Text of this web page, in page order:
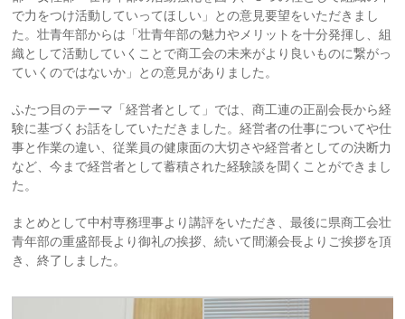
で力をつけ活動していってほしい」との意見要望をいただきまし
た。壮青年部からは「壮青年部の魅力やメリットを十分発揮し、組
織として活動していくことで商工会の未来がより良いものに繋がっ
ていくのではないか」との意見がありました。
ふたつ目のテーマ「経営者として」では、商工連の正副会長から経
験に基づくお話をしていただきました。経営者の仕事についてや仕
事と作業の違い、従業員の健康面の大切さや経営者としての決断力
など、今まで経営者として蓄積された経験談を聞くことができまし
た。
まとめとして中村専務理事より講評をいただき、最後に県商工会壮
青年部の重盛部長より御礼の挨拶、続いて間瀬会長よりご挨拶を頂
き、終了しました。